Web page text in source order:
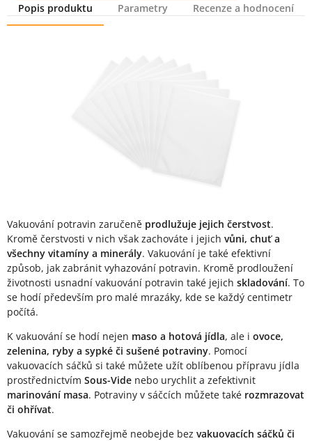
Popis produktu
Parametry Recenze a hodnocení
Vakuování potravin zaručeně prodlužuje jejich čerstvost.
Kromě čerstvosti v nich však zachováte i jejich vůni, chuť a
všechny vitamíny a minerály. Vakuování je také efektivní
způsob, jak zabránit vyhazování potravin. Kromě prodloužení
životnosti usnadní vakuování potravin také jejich skladování. To
se hodí především pro malé mrazáky, kde se každý centimetr
počítá.
K vakuování se hodí nejen maso a hotová jídla, ale i ovoce,
zelenina, ryby a sypké či sušené potraviny. Pomocí
vakuovacích sáčků si také můžete užít oblíbenou přípravu jídla
prostřednictvím Sous-Vide nebo urychlit a zefektivnit
marinování masa. Potraviny v sáčcích můžete také rozmrazovat
či ohřívat.
Vakuování se samozřejmě neobejde bez vakuovacích sáčků či